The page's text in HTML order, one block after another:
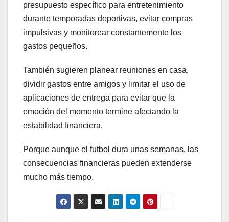
presupuesto específico para entretenimiento
durante temporadas deportivas, evitar compras
impulsivas y monitorear constantemente los
gastos pequeños.
También sugieren planear reuniones en casa,
dividir gastos entre amigos y limitar el uso de
aplicaciones de entrega para evitar que la
emoción del momento termine afectando la
estabilidad financiera.
Porque aunque el futbol dura unas semanas, las
consecuencias financieras pueden extenderse
mucho más tiempo.